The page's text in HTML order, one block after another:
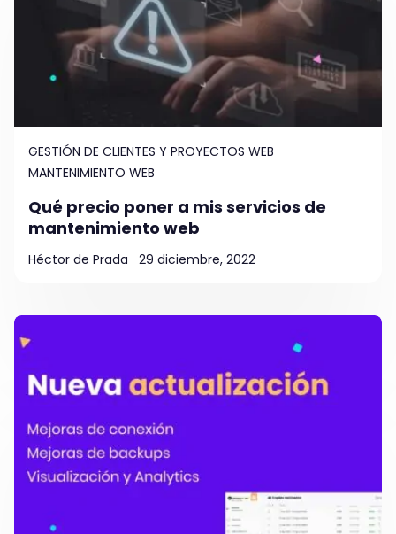
GESTIÓN DE CLIENTES Y PROYECTOS WEB
MANTENIMIENTO WEB
Qué precio poner a mis servicios de
mantenimiento web
Héctor de Prada 29 diciembre, 2022